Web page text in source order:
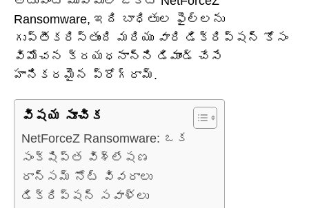
Ransomware, ఇది బాధితుల ఫైల్‌లను
గుప్తీకరిస్తుంది మరియు వారి డిక్రిప్షన్ కోసం
విమోచన క్రయధనాన్ని డిమాండ్ చేసే
హానికరమైన ప్రోగ్రామ్.
విషయ సూచిక
NetForceZ Ransomware: ఒక
సంక్షిప్త విశ్లేషణ
రాన్సమ్ నోట్ వివరాలు
డిక్రిప్షన్ సవాళ్లు